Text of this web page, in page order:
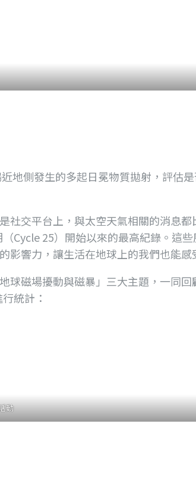
地側發生的多起日冕物質拋射，評估
交平台上，與太空天氣相關的消息
Cycle 25）開始以來的最高紀錄。這
響力，讓生活在地球上的我們也能感
磁場擾動與磁暴」三大主題，一同
統計：
動